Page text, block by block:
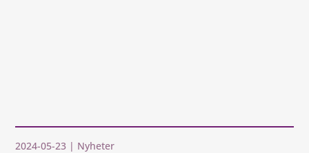
2024-05-23 | Nyheter